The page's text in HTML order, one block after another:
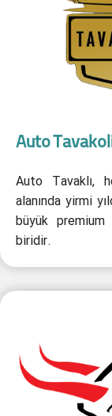
Auto
Auto Tavaklı,
alanında yirmi
büyük
biridir.